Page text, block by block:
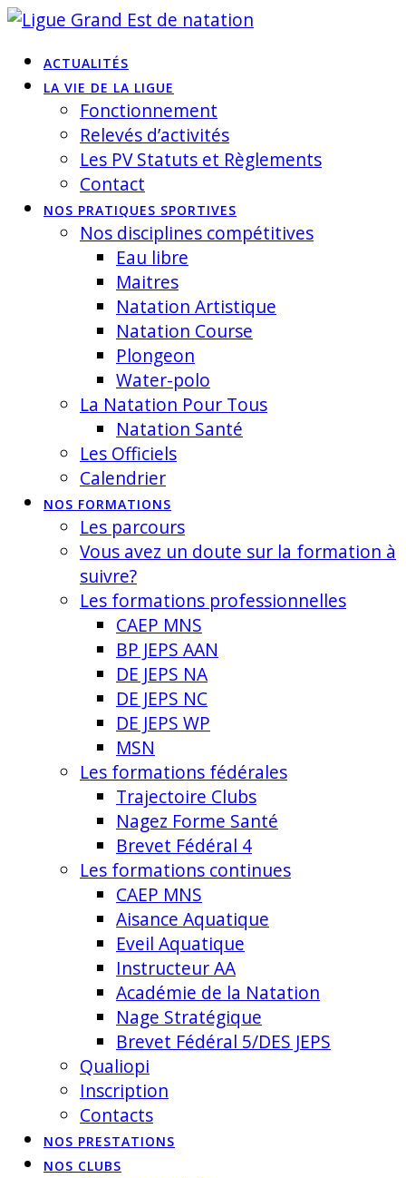
Skip
contentACTUALITÉS
LA VIE DE LA LIGUE
Fonctionnement
Relevés d’activités
Les PV Statuts et Règlements
Contact
NOS PRATIQUES SPORTIVES
Nos disciplines compétitives
Eau libre
Maitres
Natation Artistique
Natation Course
Plongeon
Water-polo
La Natation Pour Tous
Natation Santé
Les Officiels
Calendrier
NOS FORMATIONS
Les parcours
Vous avez un doute sur la formation à
suivre?
Les formations professionnelles
CAEP MNS
BP JEPS AAN
DE JEPS NA
DE JEPS NC
DE JEPS WP
MSN
Les formations fédérales
Trajectoire Clubs
Nagez Forme Santé
Brevet Fédéral 4
Les formations continues
CAEP MNS
Aisance Aquatique
Eveil Aquatique
Instructeur AA
Académie de la Natation
Nage Stratégique
Brevet Fédéral 5/DES JEPS
Qualiopi
Inscription
Contacts
NOS PRESTATIONS
NOS CLUBS